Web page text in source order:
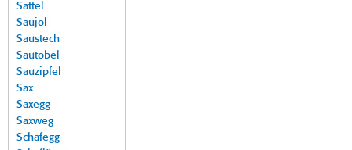
Sattel
Saujol
Saustech
Sautobel
Sauzipfel
Sax
Saxegg
Saxweg
Schafegg